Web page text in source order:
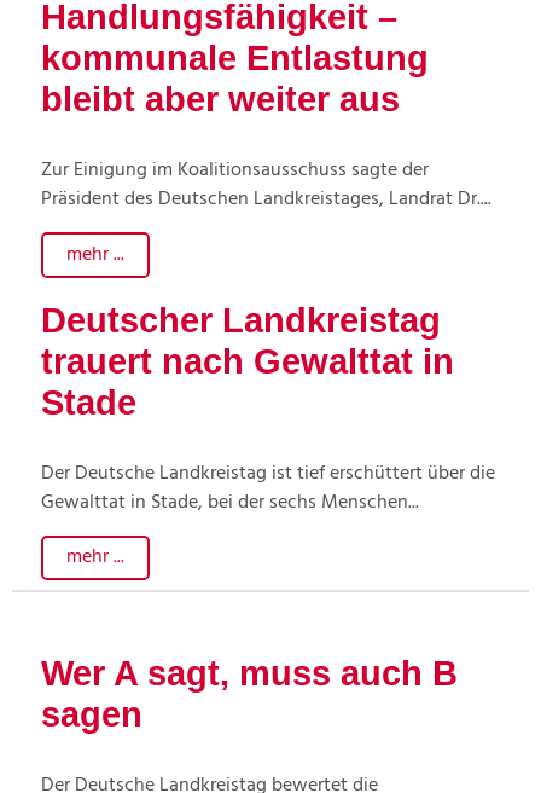
Handlungsfähigkeit –
kommunale Entlastung
bleibt aber weiter aus
Zur Einigung im Koalitionsausschuss sagte der
Präsident des Deutschen Landkreistages, Landrat Dr....
mehr ...
Deutscher Landkreistag
trauert nach Gewalttat in
Stade
Der Deutsche Landkreistag ist tief erschüttert über die
Gewalttat in Stade, bei der sechs Menschen...
mehr ...
Wer A sagt, muss auch B
sagen
Der Deutsche Landkreistag bewertet die